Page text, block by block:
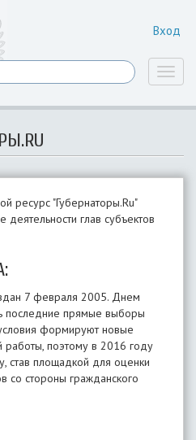
Вход
ресурс "Губернаторы.Ru"
глав субъектов
7 февраля 2005. Днем
последние прямые выборы
формируют новые
поэтому в 2016 году
став площадкой для оценки
со стороны гражданского